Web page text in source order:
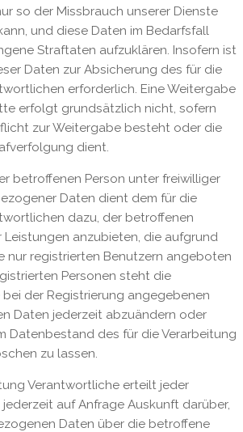
so der Missbrauch unserer Dienste
und diese Daten im Bedarfsfall
Straftaten aufzuklären. Insofern ist
Daten zur Absicherung des für die
erforderlich. Eine Weitergabe
erfolgt grundsätzlich nicht, sofern
zur Weitergabe besteht oder die
dient.
betroffenen Person unter freiwilliger
Daten dient dem für die
dazu, der betroffenen
Leistungen anzubieten, die aufgrund
nur registrierten Benutzern angeboten
Personen steht die
der Registrierung angegebenen
Daten jederzeit abzuändern oder
Datenbestand des für die Verarbeitung
zu lassen.
Verantwortliche erteilt jeder
auf Anfrage Auskunft darüber,
Daten über die betroffene